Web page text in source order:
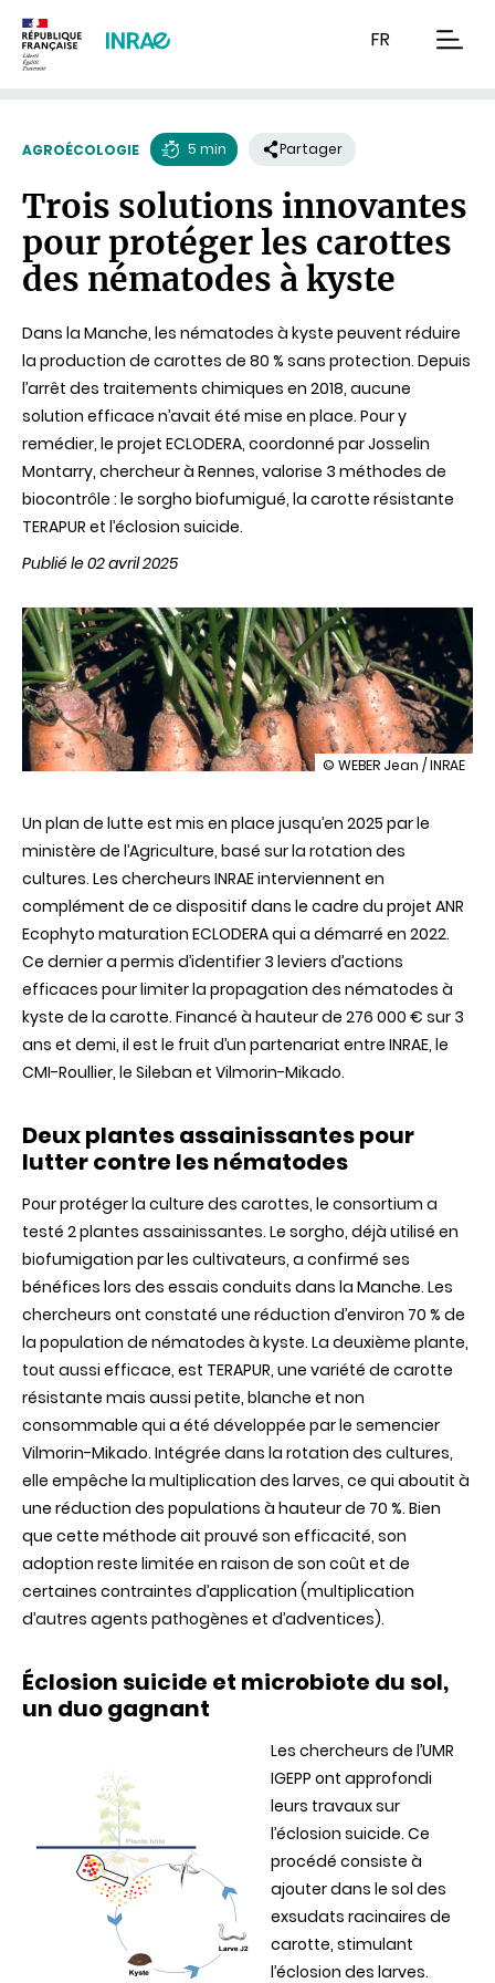
FR
AGROÉCOLOGIE
de
lecture
5 min Partager
Trois solutions innovantes
pour protéger les carottes
des nématodes à kyste
Dans la Manche, les nématodes à kyste peuvent réduire
la production de carottes de 80 % sans protection. Depuis
l’arrêt des traitements chimiques en 2018, aucune
solution efficace n’avait été mise en place. Pour y
remédier, le projet ECLODERA, coordonné par Josselin
Montarry, chercheur à Rennes, valorise 3 méthodes de
biocontrôle : le sorgho biofumigué, la carotte résistante
TERAPUR et l’éclosion suicide.
Publié le 02 avril 2025
illustration
innovantes
pour
protéger
les
carottes
des
nématodes
kyste
© WEBER Jean / INRAE
Un plan de lutte est mis en place jusqu’en 2025 par le
ministère de l’Agriculture, basé sur la rotation des
cultures. Les chercheurs INRAE interviennent en
complément de ce dispositif dans le cadre du projet ANR
Ecophyto maturation ECLODERA qui a démarré en 2022.
Ce dernier a permis d’identifier 3 leviers d’actions
efficaces pour limiter la propagation des nématodes à
kyste de la carotte. Financé à hauteur de 276 000 € sur 3
ans et demi, il est le fruit d’un partenariat entre INRAE, le
CMI-Roullier, le Sileban et Vilmorin-Mikado.
Deux plantes assainissantes pour
lutter contre les nématodes
Pour protéger la culture des carottes, le consortium a
testé 2 plantes assainissantes. Le sorgho, déjà utilisé en
biofumigation par les cultivateurs, a confirmé ses
bénéfices lors des essais conduits dans la Manche. Les
chercheurs ont constaté une réduction d’environ 70 % de
la population de nématodes à kyste. La deuxième plante,
tout aussi efficace, est TERAPUR, une variété de carotte
résistante mais aussi petite, blanche et non
consommable qui a été développée par le semencier
Vilmorin-Mikado. Intégrée dans la rotation des cultures,
elle empêche la multiplication des larves, ce qui aboutit à
une réduction des populations à hauteur de 70 %. Bien
que cette méthode ait prouvé son efficacité, son
adoption reste limitée en raison de son coût et de
certaines contraintes d’application (multiplication
d’autres agents pathogènes et d’adventices).
Éclosion suicide et microbiote du sol,
un duo gagnant
Les chercheurs de l’UMR
IGEPP ont approfondi
leurs travaux sur
l’éclosion suicide. Ce
procédé consiste à
ajouter dans le sol des
exsudats racinaires de
carotte, stimulant
l’éclosion des larves.